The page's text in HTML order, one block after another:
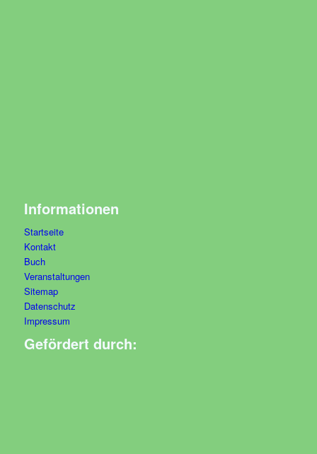
Informationen
Startseite
Kontakt
Buch
Veranstaltungen
Sitemap
Datenschutz
Impressum
Gefördert durch: